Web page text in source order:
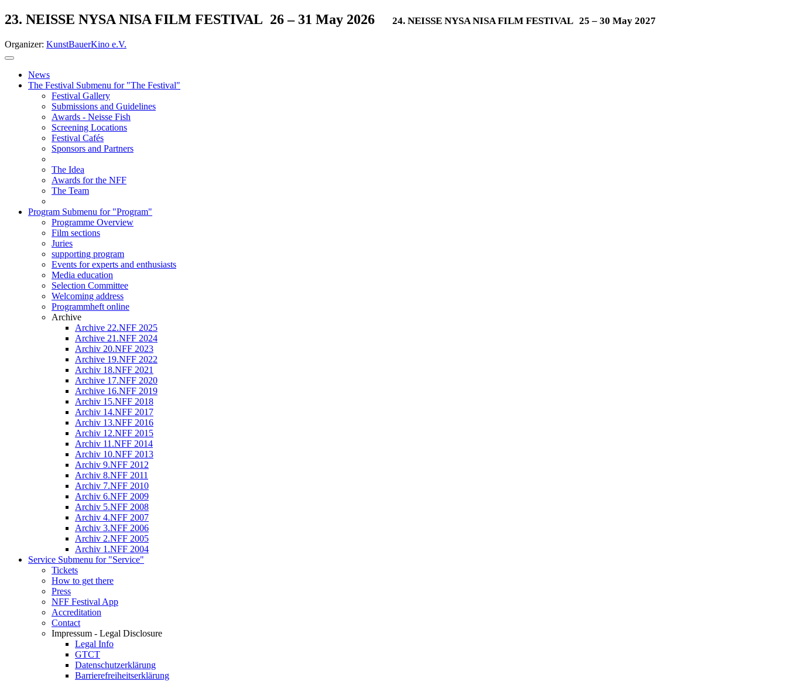
23. NEISSE NYSA NISA FILM FESTIVAL 26 – 31 May 2026 24. NEISSE NYSA NISA FILM FESTIVAL 25 – 30 May 2027
Organizer: KunstBauerKino e.V.
News
The Festival Submenu for "The Festival"
Festival Gallery
Submissions and Guidelines
Awards - Neisse Fish
Screening Locations
Festival Cafés
Sponsors and Partners
The Idea
Awards for the NFF
The Team
Program Submenu for "Program"
Programme Overview
Film sections
Juries
supporting program
Events for experts and enthusiasts
Media education
Selection Committee
Welcoming address
Programmheft online
Archive
Archive 22.NFF 2025
Archive 21.NFF 2024
Archiv 20.NFF 2023
Archive 19.NFF 2022
Archiv 18.NFF 2021
Archive 17.NFF 2020
Archive 16.NFF 2019
Archiv 15.NFF 2018
Archiv 14.NFF 2017
Archiv 13.NFF 2016
Archiv 12.NFF 2015
Archiv 11.NFF 2014
Archiv 10.NFF 2013
Archiv 9.NFF 2012
Archiv 8.NFF 2011
Archiv 7.NFF 2010
Archiv 6.NFF 2009
Archiv 5.NFF 2008
Archiv 4.NFF 2007
Archiv 3.NFF 2006
Archiv 2.NFF 2005
Archiv 1.NFF 2004
Service Submenu for "Service"
Tickets
How to get there
Press
NFF Festival App
Accreditation
Contact
Impressum - Legal Disclosure
Legal Info
GTCT
Datenschutzerklärung
Barrierefreiheitserklärung